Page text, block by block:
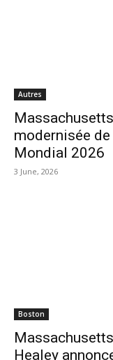
Autres
modernisée
Mondial 2026
3 June, 2026
Boston
Healey